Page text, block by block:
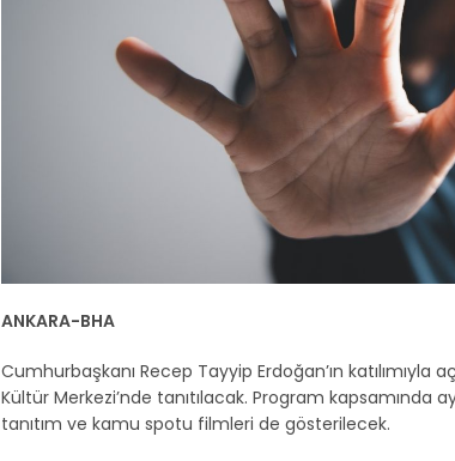
ANKARA-BHA
Cumhurbaşkanı Recep Tayyip Erdoğan’ın katılımıyla
Kültür Merkezi’nde tanıtılacak. Program kapsamında
tanıtım ve kamu spotu filmleri de gösterilecek.